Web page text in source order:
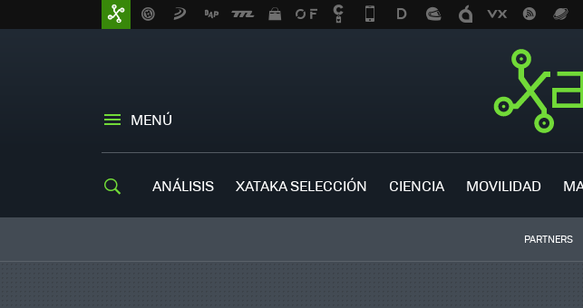
MENÚ
ANÁLISIS XATAKA SELECCIÓN CIENCIA MOVILIDAD
PARTNERS